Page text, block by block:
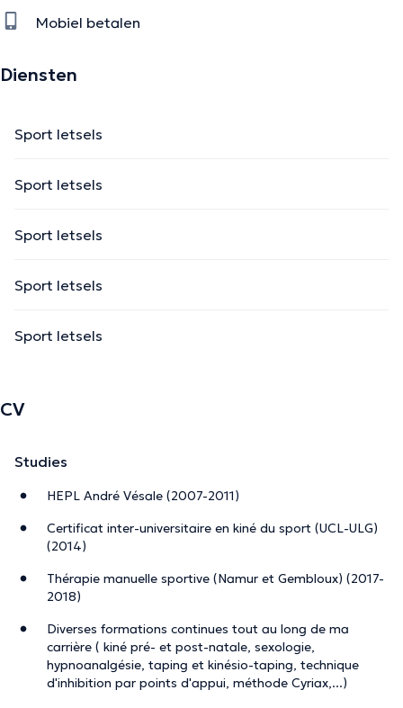
Mobiel betalen
Diensten
Sport letsels
Sport letsels
Sport letsels
Sport letsels
Sport letsels
CV
Studies
HEPL André Vésale (2007-2011)
Certificat inter-universitaire en kiné du sport (UCL-ULG)
(2014)
Thérapie manuelle sportive (Namur et Gembloux) (2017-
2018)
Diverses formations continues tout au long de ma
carrière ( kiné pré- et post-natale, sexologie,
hypnoanalgésie, taping et kinésio-taping, technique
d'inhibition par points d'appui, méthode Cyriax,...)